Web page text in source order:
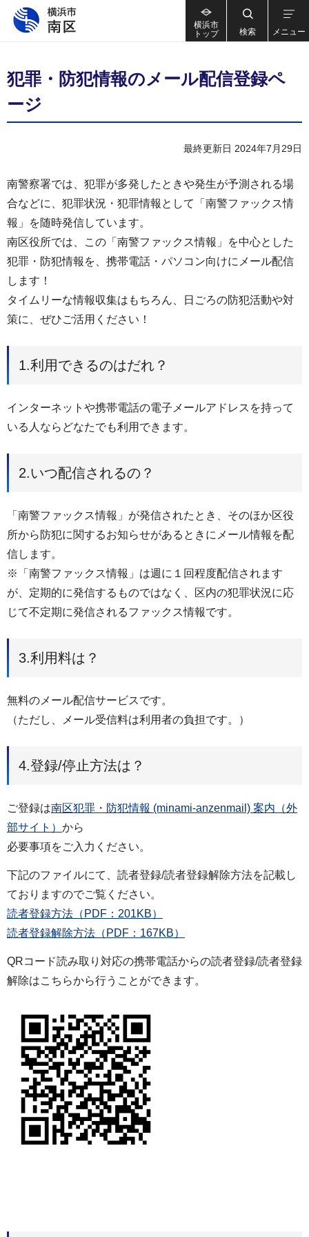
横浜市
トップ
検索 メニュー
犯罪・防犯情報のメール配信登録ペ
ージ
最終更新日 2024年7月29日
南警察署では、犯罪が多発したときや発生が予測される場
合などに、犯罪状況・犯罪情報として「南警ファックス情
報」を随時発信しています。
南区役所では、この「南警ファックス情報」を中心とした
犯罪・防犯情報を、携帯電話・パソコン向けにメール配信
します！
タイムリーな情報収集はもちろん、日ごろの防犯活動や対
策に、ぜひご活用ください！
1.利用できるのはだれ？
インターネットや携帯電話の電子メールアドレスを持って
いる人ならどなたでも利用できます。
2.いつ配信されるの？
「南警ファックス情報」が発信されたとき、そのほか区役
所から防犯に関するお知らせがあるときにメール情報を配
信します。
※「南警ファックス情報」は週に１回程度配信されます
が、定期的に発信するものではなく、区内の犯罪状況に応
じて不定期に発信されるファックス情報です。
3.利用料は？
無料のメール配信サービスです。
（ただし、メール受信料は利用者の負担です。）
4.登録/停止方法は？
ご登録は南区犯罪・防犯情報 (minami-anzenmail) 案内（外
部サイト） から
必要事項をご入力ください。
下記のファイルにて、読者登録/読者登録解除方法を記載し
ておりますのでご覧ください。
読者登録方法（PDF：201KB）
読者登録解除方法（PDF：167KB）
QRコード読み取り対応の携帯電話からの読者登録/読者登録
解除はこちらから行うことができます。